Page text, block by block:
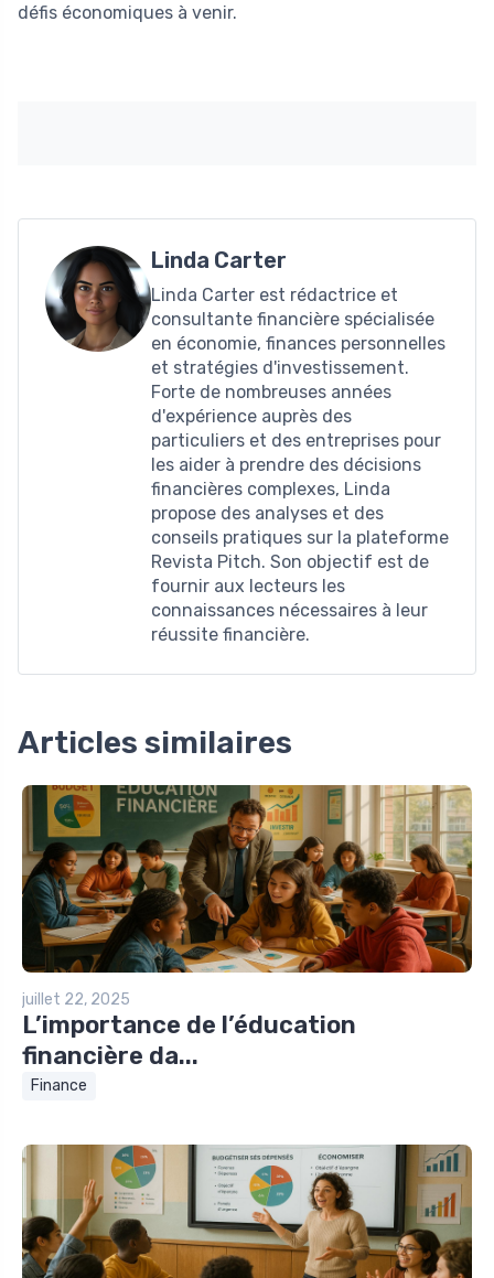
défis économiques à venir.
Linda Carter
Linda Carter est rédactrice et
consultante financière spécialisée
en économie, finances personnelles
et stratégies d'investissement.
Forte de nombreuses années
d'expérience auprès des
particuliers et des entreprises pour
les aider à prendre des décisions
financières complexes, Linda
propose des analyses et des
conseils pratiques sur la plateforme
Revista Pitch. Son objectif est de
fournir aux lecteurs les
connaissances nécessaires à leur
réussite financière.
Articles similaires
juillet 22, 2025
L’importance de l’éducation
financière da...
Finance